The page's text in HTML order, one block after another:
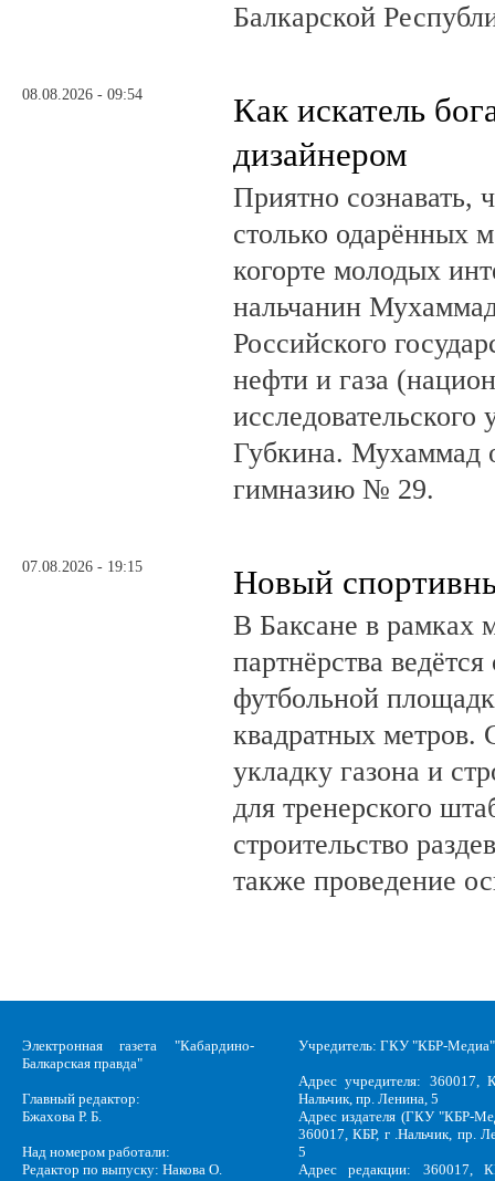
Балкарской
08.08.2026 - 09:54
Как искатель
дизайнером
Приятно сознавать,
столько одарённых
когорте молодых
нальчанин
Российского
нефти и газа
Губкина. Мухаммад
гимназию № 29.
07.08.2026 - 19:15 Новый
В Баксане в рамках
партнёрства
футбольной
квадратных метров.
укладку газона и
для тренерского
строительство
также проведение
Электронная газета "Кабардино-
Балкарская правда"
Главный редактор:
Бжахова Р. Б.
Над номером работали:
Редактор по выпуску: Накова О.
Учредитель: ГКУ "КБР-Медиа"
Адрес учредителя: 360017,
Нальчик, пр. Ленина, 5
Адрес издателя (ГКУ "КБР-
360017, КБР, г .Нальчик, пр.
5
Адрес редакции: 360017,